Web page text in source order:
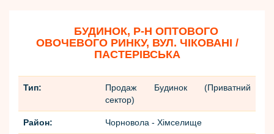
БУДИНОК, Р-Н ОПТОВОГО
ОВОЧЕВОГО РИНКУ, ВУЛ. ЧІКОВАНІ /
ПАСТЕРІВСЬКА
Тип:
Продаж Будинок (Приватний
сектор)
Район: Чорновола - Хімселище